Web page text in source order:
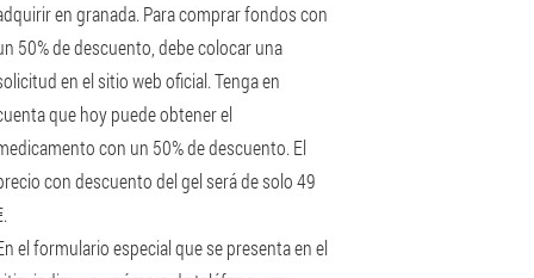
en granada. Para comprar fondos con
50% de descuento, debe colocar una
en el sitio web oficial. Tenga en
que hoy puede obtener el
con un 50% de descuento. El
con descuento del gel será de solo 49
el formulario especial que se presenta en el